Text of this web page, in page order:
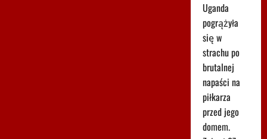
Uganda
pogrążyła
się w
strachu po
brutalnej
napaści na
piłkarza
przed jego
domem.